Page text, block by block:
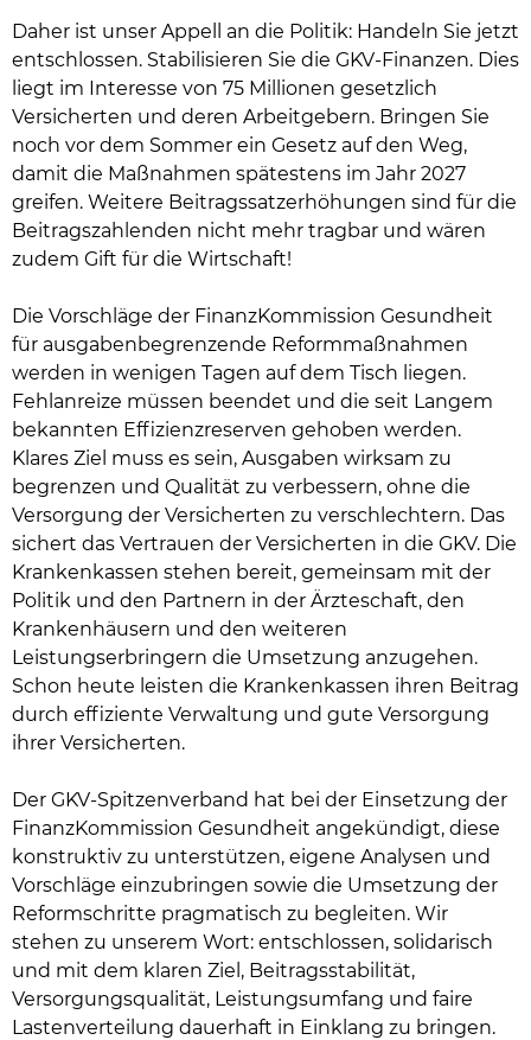
Daher ist unser Appell an die Politik: Handeln Sie jetzt
entschlossen. Stabilisieren Sie die GKV-Finanzen. Dies
liegt im Interesse von 75 Millionen gesetzlich
Versicherten und deren Arbeitgebern. Bringen Sie
noch vor dem Sommer ein Gesetz auf den Weg,
damit die Maßnahmen spätestens im Jahr 2027
greifen. Weitere Beitragssatzerhöhungen sind für die
Beitragszahlenden nicht mehr tragbar und wären
zudem Gift für die Wirtschaft!
Die Vorschläge der FinanzKommission Gesundheit
für ausgabenbegrenzende Reformmaßnahmen
werden in wenigen Tagen auf dem Tisch liegen.
Fehlanreize müssen beendet und die seit Langem
bekannten Effizienzreserven gehoben werden.
Klares Ziel muss es sein, Ausgaben wirksam zu
begrenzen und Qualität zu verbessern, ohne die
Versorgung der Versicherten zu verschlechtern. Das
sichert das Vertrauen der Versicherten in die GKV. Die
Krankenkassen stehen bereit, gemeinsam mit der
Politik und den Partnern in der Ärzteschaft, den
Krankenhäusern und den weiteren
Leistungserbringern die Umsetzung anzugehen.
Schon heute leisten die Krankenkassen ihren Beitrag
durch effiziente Verwaltung und gute Versorgung
ihrer Versicherten.
Der GKV-Spitzenverband hat bei der Einsetzung der
FinanzKommission Gesundheit angekündigt, diese
konstruktiv zu unterstützen, eigene Analysen und
Vorschläge einzubringen sowie die Umsetzung der
Reformschritte pragmatisch zu begleiten. Wir
stehen zu unserem Wort: entschlossen, solidarisch
und mit dem klaren Ziel, Beitragsstabilität,
Versorgungsqualität, Leistungsumfang und faire
Lastenverteilung dauerhaft in Einklang zu bringen.